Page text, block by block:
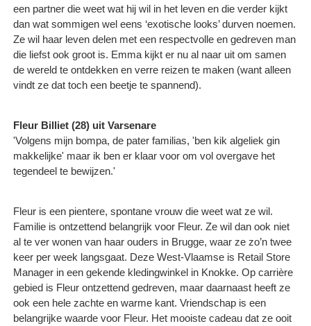
een partner die weet wat hij wil in het leven en die verder kijkt
dan wat sommigen wel eens ‘exotische looks’ durven noemen.
Ze wil haar leven delen met een respectvolle en gedreven man
die liefst ook groot is. Emma kijkt er nu al naar uit om samen
de wereld te ontdekken en verre reizen te maken (want alleen
vindt ze dat toch een beetje te spannend).
Fleur Billiet (28) uit Varsenare
'Volgens mijn bompa, de pater familias, 'ben kik algeliek gin
makkelijke' maar ik ben er klaar voor om vol overgave het
tegendeel te bewijzen.'
Fleur is een pientere, spontane vrouw die weet wat ze wil.
Familie is ontzettend belangrijk voor Fleur. Ze wil dan ook niet
al te ver wonen van haar ouders in Brugge, waar ze zo’n twee
keer per week langsgaat. Deze West-Vlaamse is Retail Store
Manager in een gekende kledingwinkel in Knokke. Op carrière
gebied is Fleur ontzettend gedreven, maar daarnaast heeft ze
ook een hele zachte en warme kant. Vriendschap is een
belangrijke waarde voor Fleur. Het mooiste cadeau dat ze ooit